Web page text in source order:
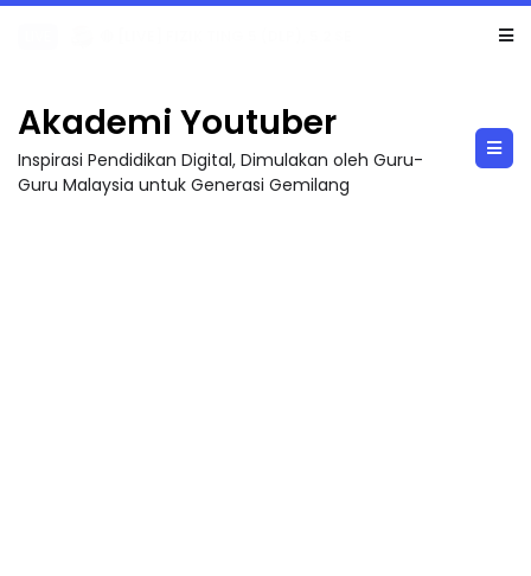
Akademi Youtuber
Inspirasi Pendidikan Digital, Dimulakan oleh Guru-
Guru Malaysia untuk Generasi Gemilang